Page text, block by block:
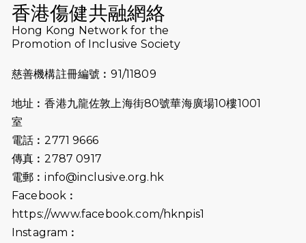
2026-07-10
【猛龍戈壁118公里分享暨香港傷健共
融網絡15周年晚宴】
2026-07-09
猛龍長跑隊恆常練習 - 7月9日（19:00
2026-07-02
2026-06-25
（19:00開始）
2026-06-18
猛龍長跑隊恆常練習 - 6月18日
香港傷健共融網絡
Hong Kong Network for the
Promotion of Inclusive Society
慈善機構註冊編號︰91/11809
地址︰香港九龍佐敦上海街80號華海廣場10樓1001
室
電話︰2771 9666
傳真︰2787 0917
電郵︰info@inclusive.org.hk
Facebook︰
https://www.facebook.com/hknpis1
Instagram︰